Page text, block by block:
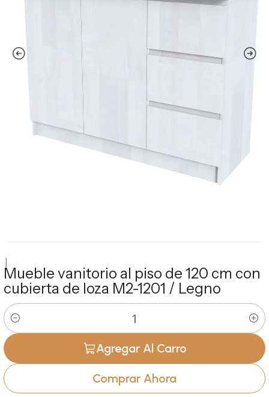
|
Mueble vanitorio al piso de 120 cm con
cubierta de loza M2-1201 / Legno
Cantidad
Agregar Al Carro
Comprar Ahora